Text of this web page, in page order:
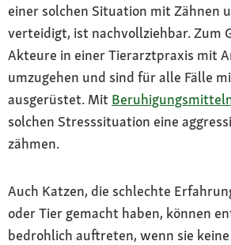
einer solchen Situation mit Zähnen
verteidigt, ist nachvollziehbar. Zum
Akteure in einer Tierarztpraxis mit
umzugehen und sind für alle Fälle
ausgerüstet. Mit
solchen Stresssituation eine
zähmen.
Auch Katzen, die schlechte
oder Tier gemacht haben, können
bedrohlich auftreten, wenn sie keine